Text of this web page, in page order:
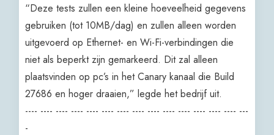
“Deze tests zullen een kleine hoeveelheid gegevens
gebruiken (tot 10MB/dag) en zullen alleen worden
uitgevoerd op Ethernet- en Wi-Fi-verbindingen die
niet als beperkt zijn gemarkeerd. Dit zal alleen
plaatsvinden op pc’s in het Canary kanaal die Build
27686 en hoger draaien,” legde het bedrijf uit.
---- ---- ---- ---- ---- ---- ---- ---- ---- ---- ---- ---- ---- ---- ---
-